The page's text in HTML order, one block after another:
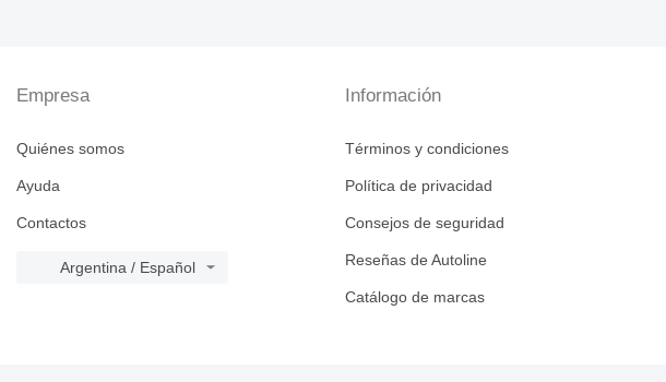
Empresa
Quiénes somos
Ayuda
Contactos
Argentina / Español
Información
Términos y condiciones
Política de privacidad
Consejos de seguridad
Reseñas de Autoline
Catálogo de marcas